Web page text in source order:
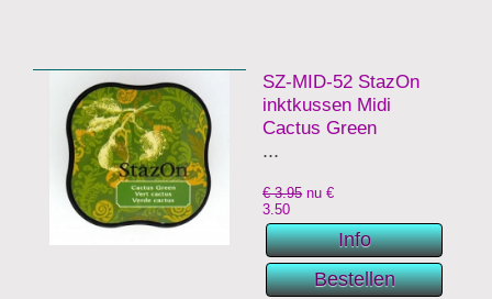
SZ-MID-52 StazOn
inktkussen Midi
Cactus Green
...
€ 3.95 nu €
3.50